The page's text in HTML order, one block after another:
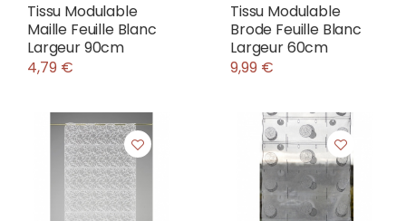
Tissu Modulable
Maille Feuille Blanc
Largeur 90cm
4,79 €
Tissu Modulable
Brode Feuille Blanc
Largeur 60cm
9,99 €